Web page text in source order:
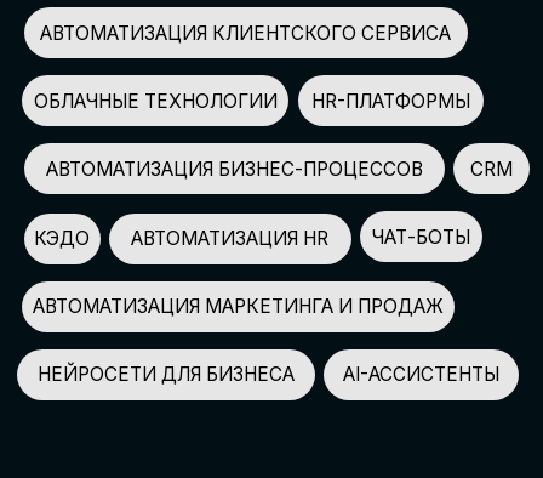
СПИКЕРОВ
150+
ПАРТНЕРОВ
100+
УЧАСТНИКОВ
2500+
GLOBAL TECH FORUM –